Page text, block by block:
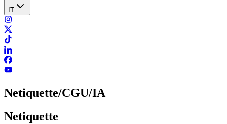
IT
Netiquette/CGU/IA
Netiquette